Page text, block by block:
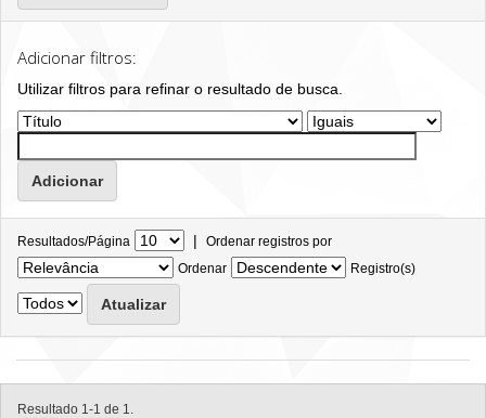
Adicionar filtros:
Utilizar filtros para refinar o resultado de busca.
Resultados/Página | Ordenar registros por
Ordenar
Registro(s)
Resultado 1-1 de 1.